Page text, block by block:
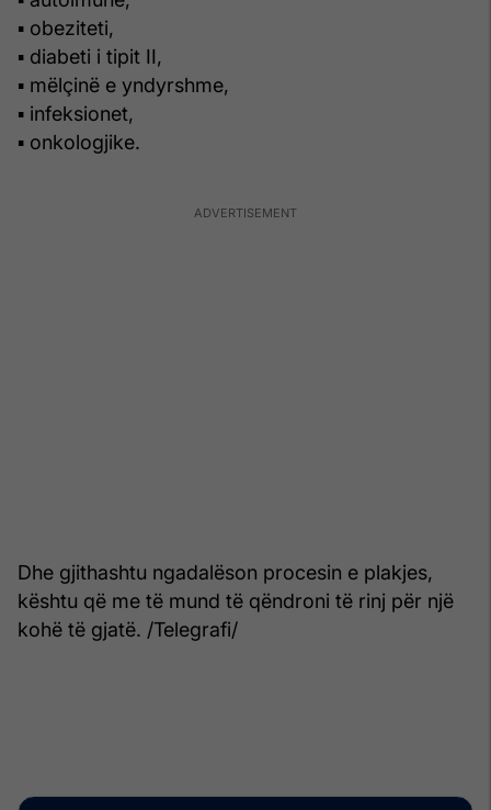
▪ obeziteti,
▪ diabeti i tipit II,
▪ mëlçinë e yndyrshme,
▪ infeksionet,
▪ onkologjike.
Dhe gjithashtu ngadalëson procesin e plakjes,
kështu që me të mund të qëndroni të rinj për një
kohë të gjatë. /Telegrafi/